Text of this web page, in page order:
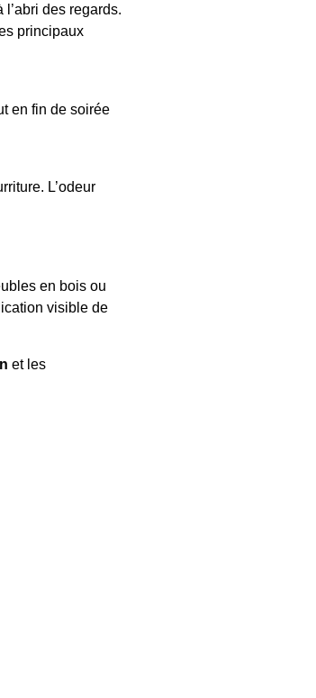
des regards.
principaux
en fin de soirée
L’odeur
en bois ou
visible de
et les